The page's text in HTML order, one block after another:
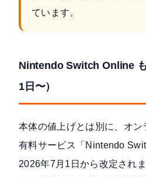
ています。
Nintendo Switch Online
1日〜）
本体の値上げとは別に、オン
有料サービス「Nintendo
2026年7月1日から改定され